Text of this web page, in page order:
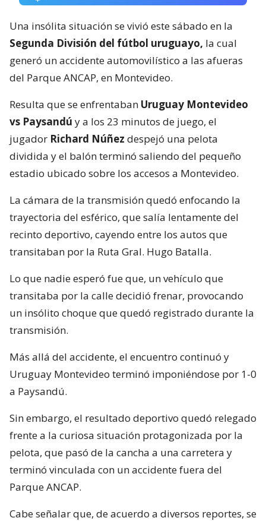
Una insólita situación se vivió este sábado en la
Segunda División del fútbol uruguayo, la cual
generó un accidente automovilístico a las afueras
del Parque ANCAP, en Montevideo.
Resulta que se enfrentaban Uruguay Montevideo
vs Paysandú y a los 23 minutos de juego, el
jugador Richard Núñez despejó una pelota
dividida y el balón terminó saliendo del pequeño
estadio ubicado sobre los accesos a Montevideo.
La cámara de la transmisión quedó enfocando la
trayectoria del esférico, que salía lentamente del
recinto deportivo, cayendo entre los autos que
transitaban por la Ruta Gral. Hugo Batalla.
Lo que nadie esperó fue que, un vehículo que
transitaba por la calle decidió frenar, provocando
un insólito choque que quedó registrado durante la
transmisión.
Más allá del accidente, el encuentro continuó y
Uruguay Montevideo terminó imponiéndose por 1-0
a Paysandú.
Sin embargo, el resultado deportivo quedó relegado
frente a la curiosa situación protagonizada por la
pelota, que pasó de la cancha a una carretera y
terminó vinculada con un accidente fuera del
Parque ANCAP.
Cabe señalar que, de acuerdo a diversos reportes, se